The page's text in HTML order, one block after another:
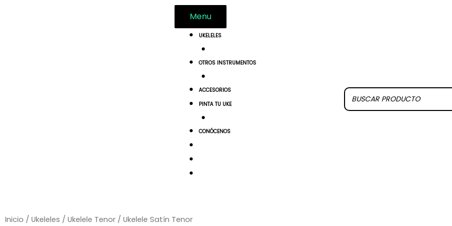
Menu
UKELELES
OTROS INSTRUMENTOS
ACCESORIOS
PINTA TU UKE
CONÓCENOS
Inicio / Ukeleles / Ukelele Tenor / Ukelele Satín Tenor